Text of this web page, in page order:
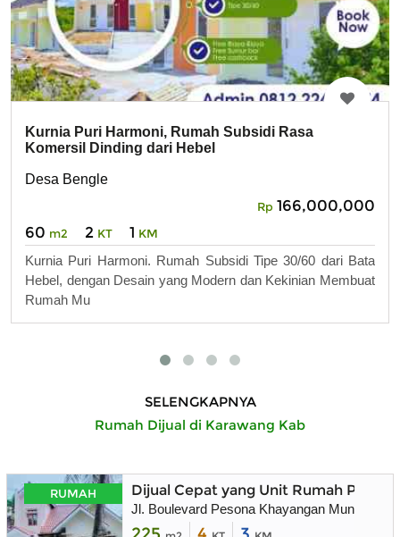
Kurnia Puri Harmoni, Rumah Subsidi Rasa
Komersil Dinding dari Hebel
Desa Bengle
Rp 166,000,000
60 m2 2 KT 1 KM
Kurnia Puri Harmoni. Rumah Subsidi Tipe 30/60 dari Bata
Hebel, dengan Desain yang Modern dan Kekinian Membuat
Rumah Mu
SELENGKAPNYA
Rumah Dijual di Karawang Kab
RUMAH Dijual Cepat yang Unit Rumah
Jl. Boulevard Pesona Khayangan Mungil 1